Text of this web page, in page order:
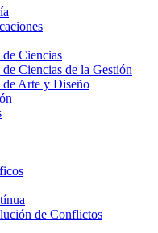
Ciencias
Ciencias de la Gestión
de Arte y Diseño
de Conflictos